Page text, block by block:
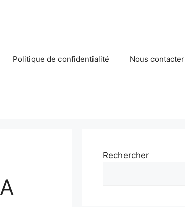
Politique de confidentialité Nous contacter
Rechercher